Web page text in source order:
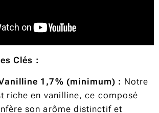
Clés :
1,7% (minimum) : Notre
riche en vanilline, ce composé
son arôme distinctif et